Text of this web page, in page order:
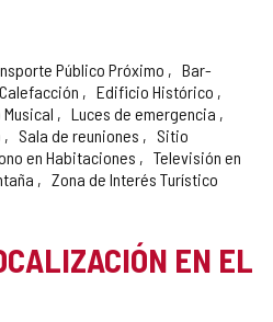
Público Próximo
Bar-
Calefacción
Edificio Histórico
Musical
Luces de emergencia
Sala de reuniones
Sitio
en Habitaciones
Televisión en
Zona de Interés Turístico
EN EL